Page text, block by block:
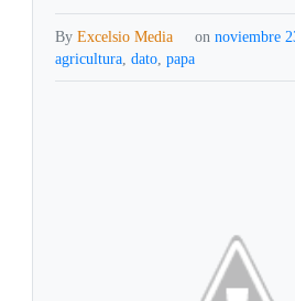
ByExcelsio Media on noviembre
agricultura,dato,papa